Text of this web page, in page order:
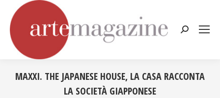
Cerca:
MAXXI. THE JAPANESE HOUSE, LA CASA RACCONTA
LA SOCIETÀ GIAPPONESE